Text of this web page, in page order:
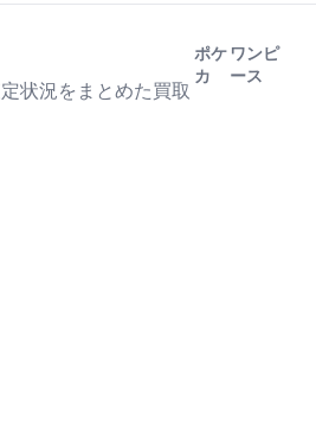
状況をまとめた買取
ポケ
カ
ワンピ
ース